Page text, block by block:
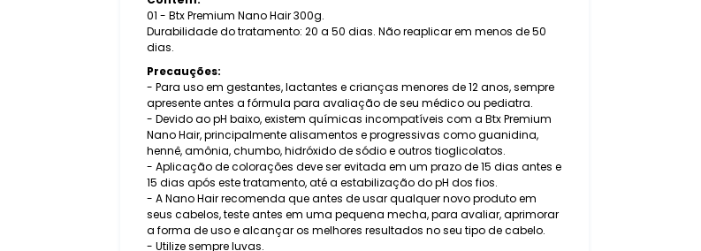
01 - Btx Premium Nano Hair 300g.
Durabilidade do tratamento: 20 a 50 dias. Não reaplicar em menos de 50
dias.
Precauções:
- Para uso em gestantes, lactantes e crianças menores de 12 anos, sempre
apresente antes a fórmula para avaliação de seu médico ou pediatra.
- Devido ao pH baixo, existem químicas incompatíveis com a Btx Premium
Nano Hair, principalmente alisamentos e progressivas como guanidina,
hennê, amônia, chumbo, hidróxido de sódio e outros tioglicolatos.
- Aplicação de colorações deve ser evitada em um prazo de 15 dias antes e
15 dias após este tratamento, até a estabilização do pH dos fios.
- A Nano Hair recomenda que antes de usar qualquer novo produto em
seus cabelos, teste antes em uma pequena mecha, para avaliar, aprimorar
a forma de uso e alcançar os melhores resultados no seu tipo de cabelo.
- Utilize sempre luvas.